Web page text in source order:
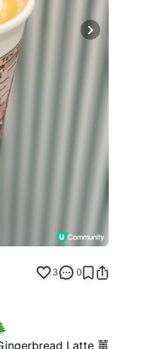
Next slide
3 0
Latte 薑